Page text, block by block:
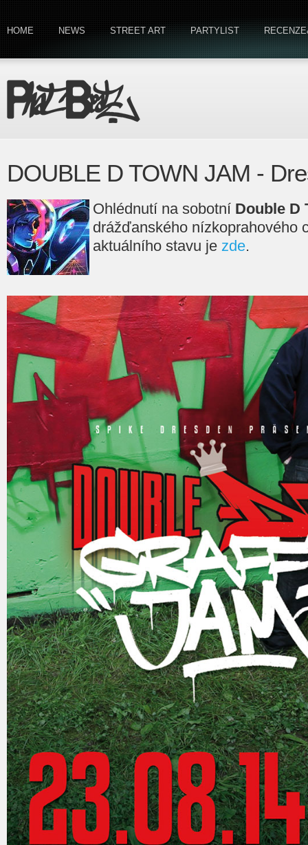
HOME NEWS STREET ART PARTYLIST
DOUBLE D TOWN JAM -
Ohlédnutí na sobotní Double D
drážďanského nízkoprahového
aktuálního stavu je zde.